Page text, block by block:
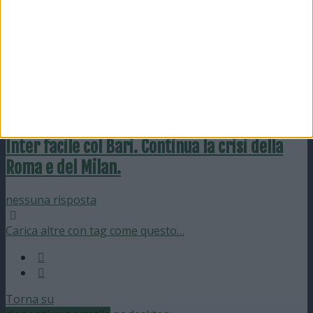
Inter facile col Bari. Continua la crisi della
Roma e del Milan.
nessuna risposta
Carica altre con tag come questo…
Torna su